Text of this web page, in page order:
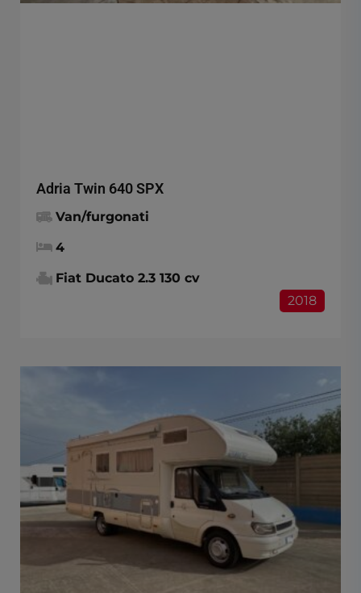
Adria Twin 640 SPX
Van/furgonati
4
Fiat Ducato 2.3 130 cv
2018